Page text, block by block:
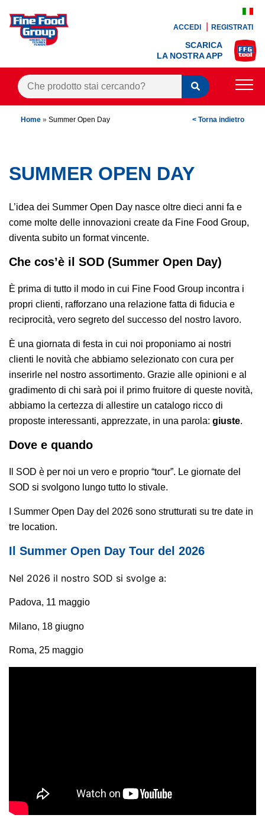
ACCEDI REGISTRATI
SCARICA
LA NOSTRA APP
PRODOTTI
RICETTE
CONTATTI
AREA AGENTI
Home » Summer Open Day < Torna indietro
SUMMER OPEN DAY
L’idea dei Summer Open Day nasce oltre dieci anni fa e
come molte delle innovazioni create da Fine Food Group,
diventa subito un format vincente.
Che cos’è il SOD (Summer Open Day)
È prima di tutto il modo in cui Fine Food Group incontra i
propri clienti, rafforzano una relazione fatta di fiducia e
reciprocità, vero segreto del successo del nostro lavoro.
È una giornata di festa in cui noi proponiamo ai nostri
clienti le novità che abbiamo selezionato con cura per
inserirle nel nostro assortimento. Grazie alle opinioni e al
gradimento di chi sarà poi il primo fruitore di queste novità,
abbiamo la certezza di allestire un catalogo ricco di
proposte interessanti, apprezzate, in una parola: giuste.
Dove e quando
Il SOD è per noi un vero e proprio “tour”. Le giornate del
SOD si svolgono lungo tutto lo stivale.
I Summer Open Day del 2026 sono strutturati su tre date in
tre location.
Il Summer Open Day Tour del 2026
Nel 2026 il nostro SOD si svolge a:
Padova, 11 maggio
Milano, 18 giugno
Roma, 25 maggio